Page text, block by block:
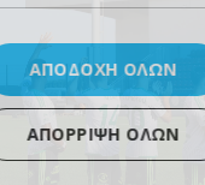
ΑΠΟΔΟΧΉ ΌΛΩΝ
ΑΠΌΡΡΙΨΗ ΌΛΩΝ